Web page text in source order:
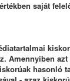
1
saját
Amennyiben
hasonló